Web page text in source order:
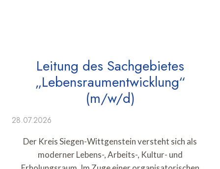
Leitung des Sachgebietes
„Lebensraumentwicklung“
(m/w/d)
28.07.2026
Der Kreis Siegen-Wittgenstein versteht sich als
moderner Lebens-, Arbeits-, Kultur- und